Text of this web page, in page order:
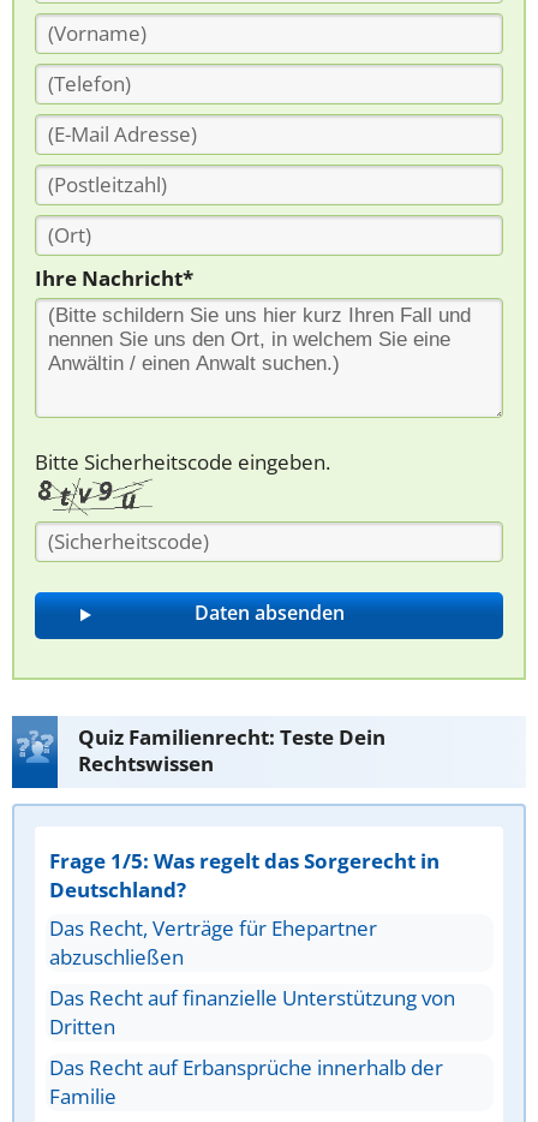
Ihre Nachricht*
Bitte Sicherheitscode eingeben.
Quiz Familienrecht: Teste Dein
Rechtswissen
Frage 1/5: Was regelt das Sorgerecht in
Deutschland?
Das Recht, Verträge für Ehepartner
abzuschließen
Das Recht auf finanzielle Unterstützung von
Dritten
Das Recht auf Erbansprüche innerhalb der
Familie